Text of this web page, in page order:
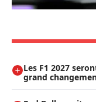
Les F1 2027
grand